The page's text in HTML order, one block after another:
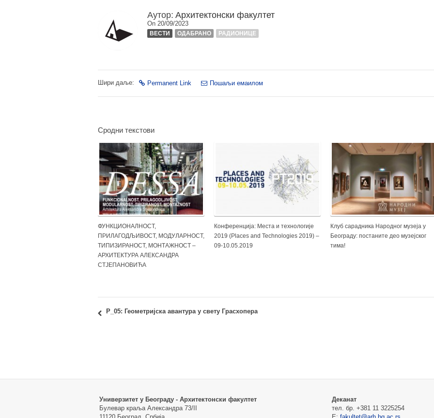
Аутор: Архитектонски факултет
On 20/09/2023
ВЕСТИ ОДАБРАНО РАДИОНИЦЕ
Шири даље: Permanent Link Пошаљи емаилом
Сродни текстови
ФУНКЦИОНАЛНОСТ,
ПРИЛАГОДЉИВОСТ, МОДУЛАРНОСТ,
ТИПИЗИРАНОСТ, МОНТАЖНОСТ –
АРХИТЕКТУРА АЛЕКСАНДРА
СТЈЕПАНОВИЋА
Конференција: Места и технологије
2019 (Places and Technologies 2019) –
09-10.05.2019
Клуб сaрaдникa Народног музеја у
Београду: постаните део музејског
тима!
Р_05: Геометријска авантура у свету Грасхопера
Универзитет у Београду - Архитектонски факултет
Булевар краља Александра 73/II
Деканат
тел. бр. +381 11 3225254